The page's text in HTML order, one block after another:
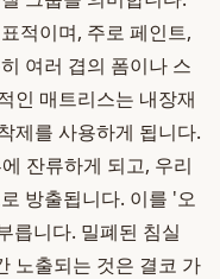
적이며, 주로 페인트,
여러 겹의 폼이나 스
인 매트리스는 내장재
제를 사용하게 됩니다.
잔류하게 되고, 우리
방출됩니다. 이를 '오
릅니다. 밀폐된 침실
노출되는 것은 결코 가